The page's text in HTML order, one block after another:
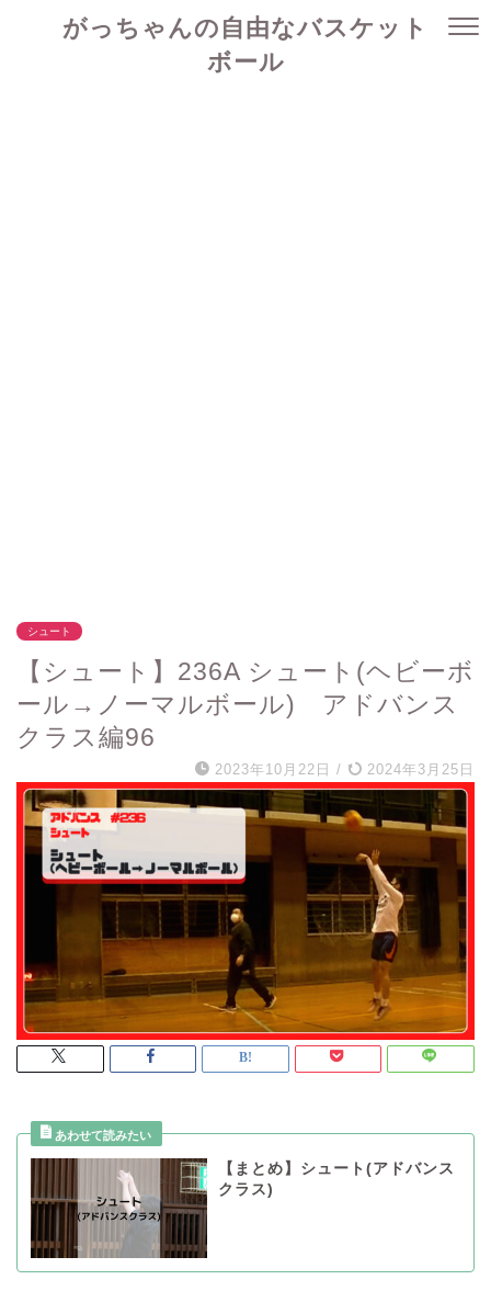
がっちゃんの自由なバスケット
ボール
シュート
【シュート】236A シュート(ヘビーボ
ール→ノーマルボール) アドバンス
クラス編96
2023年10月22日 / 2024年3月25日
【まとめ】シュート(アドバンス
クラス)